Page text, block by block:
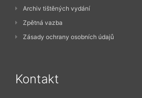
Archiv tištěných vydání
Zpětná vazba
Zásady ochrany osobních údajů
Kontakt